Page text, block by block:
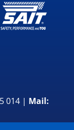
014 | Mail: